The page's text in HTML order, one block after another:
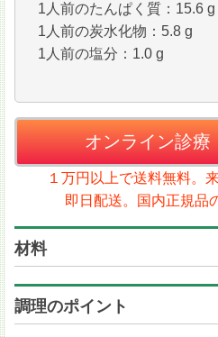
1人前のたんぱく質：15.6 g
1人前の炭水化物：5.8 g
1人前の塩分：1.0 g
オンライン診療
１万円以上で送料無料。
即日配送。国内正規品
材料
調理のポイント